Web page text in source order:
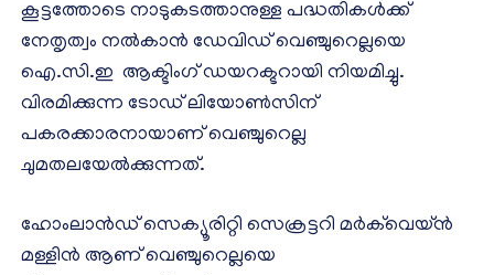
കൂട്ടത്തോടെ നാടുകടത്താനുള്ള പദ്ധതികൾക്ക്
നേതൃത്വം നൽകാൻ ഡേവിഡ് വെഞ്ചുറെല്ലയെ
ഐ.സി.ഇ ആക്ടിംഗ് ഡയറക്ടറായി നിയമിച്ചു.
വിരമിക്കുന്ന ടോഡ് ലിയോൺസിന്
പകരക്കാരനായാണ് വെഞ്ചുറെല്ല
ചുമതലയേൽക്കുന്നത്.
ഹോംലാൻഡ് സെക്യൂരിറ്റി സെക്രട്ടറി മർക്‌വെയ്ൻ
മള്ളിൻ ആണ് വെഞ്ചുറെല്ലയെ